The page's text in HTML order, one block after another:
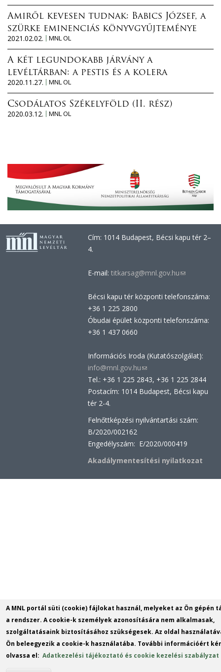
Amiről kevesen tudnak: Babics József, a
szürke eminenciás könyvgyűjteménye
2021.02.02.
MNL OL
A két legundokabb járvány a
levéltárban: a pestis és a kolera
2020.11.27.
MNL OL
Csodálatos Székelyföld (II. rész)
2020.03.12.
MNL OL
Cím: 1014 Budapest, Bécsi kapu tér 2–
4.
E-mail: titkarsag@mnl.gov.hu(link
e-
Bécsi kapu tér központi telefonszáma:
+36 1 225 2800
Óbudai épület központi telefonszáma:
+36 1 437 0660
Információs Iroda (Kutatószolgálat):
info@mnl.gov.hu(link
sends
e-
Tel.: +36 1 225 2843, +36 1 225 2844
Postacím: 1014 Budapest, Bécsi kapu
tér 2-4.
Felnőttképzési nyilvántartási szám:
B/2020/002162
Engedélyszám: E/2020/000419
Akadálymentesítési nyilatkozat
A MNL portál süti (cookie) fájlokat használ, melyeket az Ön gépén
a rendszer. A cookie-k személyek azonosítására nem alkalmasak,
szolgáltatásaink biztosításához szükségesek. Az oldal
Ön beleegyezik a cookie-k használatába. További információért
olvassa el:Adatkezelési tájékoztató és cookie kezelési szabályzat